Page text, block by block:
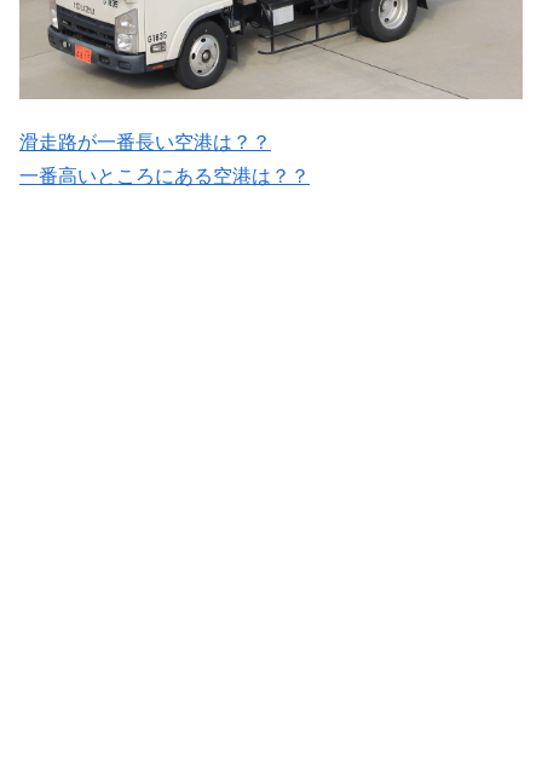
滑走路が一番長い空港は？？
一番高いところにある空港は？？